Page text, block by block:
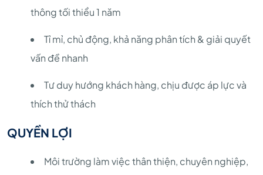
thông tối thiểu 1 năm
Tỉ mỉ, chủ động, khả năng phân tích & giải quyết
vấn đề nhanh
Tư duy hướng khách hàng, chịu được áp lực và
thích thử thách
QUYỀN LỢI
Môi trường làm việc thân thiện, chuyên nghiệp,